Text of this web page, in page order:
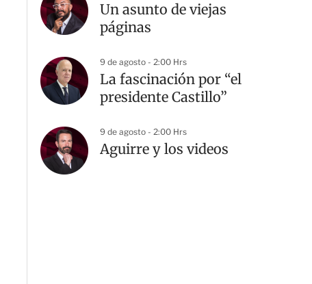
Un asunto de viejas
páginas
9 de agosto - 2:00 Hrs
La fascinación por “el
presidente Castillo”
9 de agosto - 2:00 Hrs
Aguirre y los videos